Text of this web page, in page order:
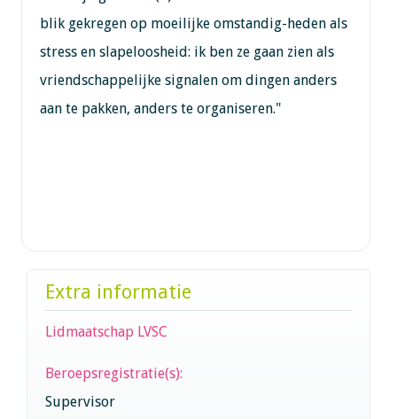
blik gekregen op moeilijke omstandig-heden als
stress en slapeloosheid: ik ben ze gaan zien als
vriendschappelijke signalen om dingen anders
aan te pakken, anders te organiseren."
Extra informatie
Lidmaatschap LVSC
Beroepsregistratie(s):
Supervisor